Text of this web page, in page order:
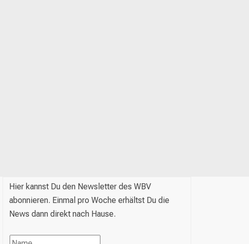
Hier kannst Du den Newsletter des WBV
abonnieren. Einmal pro Woche erhältst Du die
News dann direkt nach Hause.